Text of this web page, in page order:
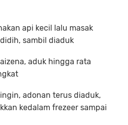
api kecil lalu masak
sambil diaduk
aduk hingga rata
adonan terus diaduk,
kedalam frezeer sampai